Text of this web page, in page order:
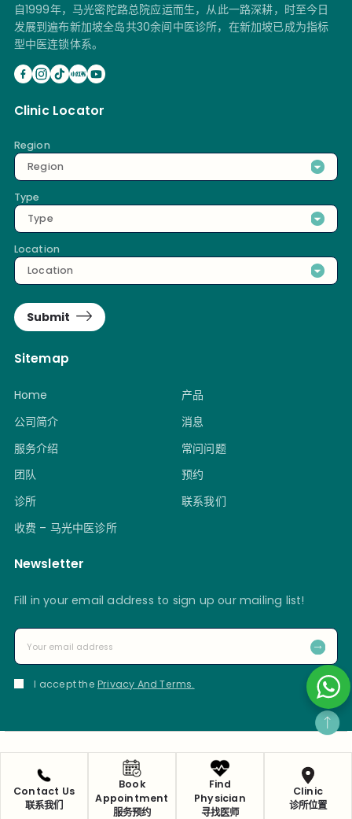
Contact Us
联系我们
Book
Appointment
服务预约
Find
Physician
寻找医师
Clinic
诊所位置
自1999年，马光密陀路总院应运而生，从此一路深耕，时至今日
发展到遍布新加坡全岛共30余间中医诊所，在新加坡已成为指标
型中医连锁体系。
Clinic Locator
Region
Region
Type
Type
Location
Location
Submit
Sitemap
Home
公司简介
服务介绍
团队
诊所
收费 – 马光中医诊所
产品
消息
常问问题
预约
联系我们
Newsletter
Fill in your email address to sign up our mailing list!
I accept the Privacy And Terms.
Privacy Policy
Copyright 2025 © Ma Kuang Chinese Medicine & Research
Centre Pte Ltd